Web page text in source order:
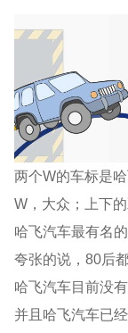
两个W的车标是
W，大众；上下的
哈飞汽车最有名
夸张的说，80后
哈飞汽车目前没
并且哈飞汽车已